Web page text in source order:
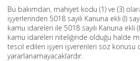
Bu bakımdan, mahiyet kodu (1) ve (3)
işyerlerinden 5018 sayılı Kanuna ekli (I)
kamu idareleri ile 5018 sayılı Kanuna ekli
kamu idareleri niteliğinde olduğu halde
tescil edilen işyeri işverenleri söz konusu
yararlanamayacaklardır.